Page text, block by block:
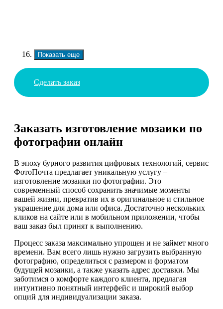
Показать еще
Сделать заказ
Заказать изготовление мозаики по
фотографии онлайн
В эпоху бурного развития цифровых технологий, сервис
ФотоПочта предлагает уникальную услугу –
изготовление мозаики по фотографии. Это
современный способ сохранить значимые моменты
вашей жизни, превратив их в оригинальное и стильное
украшение для дома или офиса. Достаточно нескольких
кликов на сайте или в мобильном приложении, чтобы
ваш заказ был принят к выполнению.
Процесс заказа максимально упрощен и не займет много
времени. Вам всего лишь нужно загрузить выбранную
фотографию, определиться с размером и форматом
будущей мозаики, а также указать адрес доставки. Мы
заботимся о комфорте каждого клиента, предлагая
интуитивно понятный интерфейс и широкий выбор
опций для индивидуализации заказа.